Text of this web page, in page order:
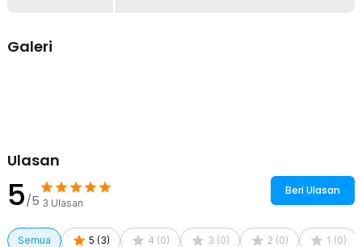
Rincian yang Anda dapatkan untuk pembelian produk ini:
Galeri
Ulasan
5/5 3 Ulasan
Beri Ulasan
Semua 5 (3) 4 (0) 3 (0) 2 (0) 1 (0)